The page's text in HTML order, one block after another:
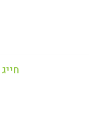
חייג